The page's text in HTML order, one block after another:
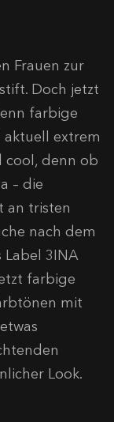
Frauen zur
Doch jetzt
farbige
extrem
cool, denn ob
– die
an tristen
nach dem
Label 3INA
farbige
mit
Look.